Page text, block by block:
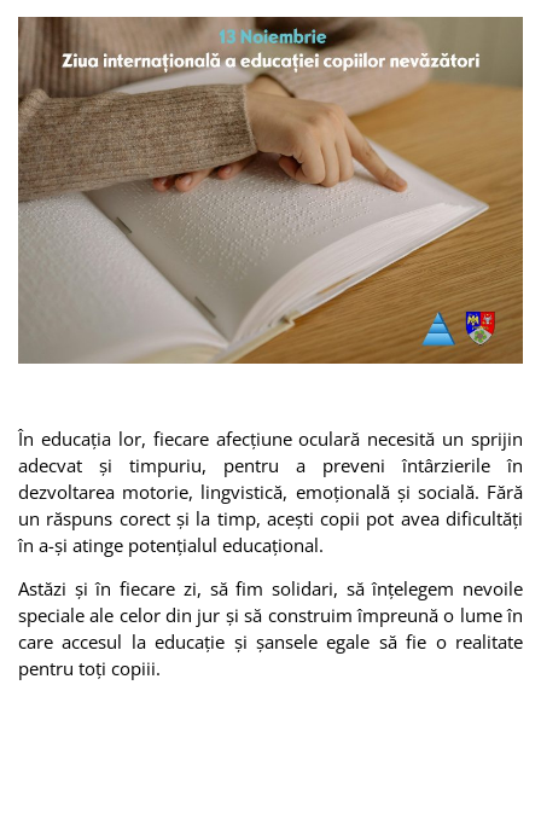
În educația lor, fiecare afecțiune oculară necesită un sprijin
adecvat și timpuriu, pentru a preveni întârzierile în
dezvoltarea motorie, lingvistică, emoțională și socială. Fără
un răspuns corect și la timp, acești copii pot avea dificultăți
în a-și atinge potențialul educațional.
Astăzi și în fiecare zi, să fim solidari, să înțelegem nevoile
speciale ale celor din jur și să construim împreună o lume în
care accesul la educație și șansele egale să fie o realitate
pentru toți copiii.